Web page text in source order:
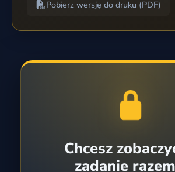
Pobierz wersję do druku (PDF)
Chcesz
zadanie